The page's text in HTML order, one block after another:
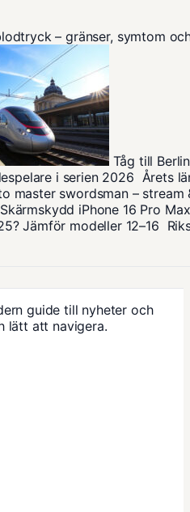
– gränser, symtom
Tåg till
i serien 2026 Årets
master swordsman – stream
Skärmskydd iPhone 16 Pro
Jämför modeller 12–16
guide till nyheter och
lätt att navigera.